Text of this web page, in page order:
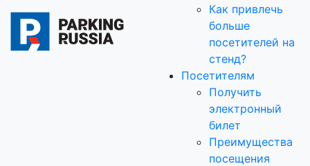
Как привлечь
больше
посетителей на
стенд?
Посетителям
Получить
электронный
билет
Преимущества
посещения